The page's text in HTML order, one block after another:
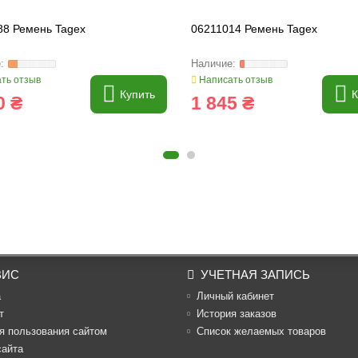
Ремень Tagex
отзыв
₴ Купить
06211014 Ремень Tagex
Написать отзыв
1 845 ₴
пользования сайтом
УЧЕТНАЯ ЗАПИСЬ
Личный кабинет
История заказов
Список желаемых товаров